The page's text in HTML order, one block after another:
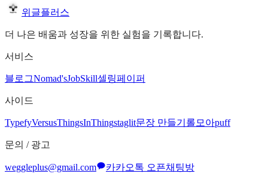
위글플러스
더 나은 배움과 성장을 위한 실험을 기록합니다.
서비스
블로그Nomad'sJobSkill셀링페이퍼
사이드
TypefyVersusThingsInThingstaglit문장 만들기 롤모아puff
문의 / 광고
weggleplus@gmail.com 카카오톡 오픈채팅방